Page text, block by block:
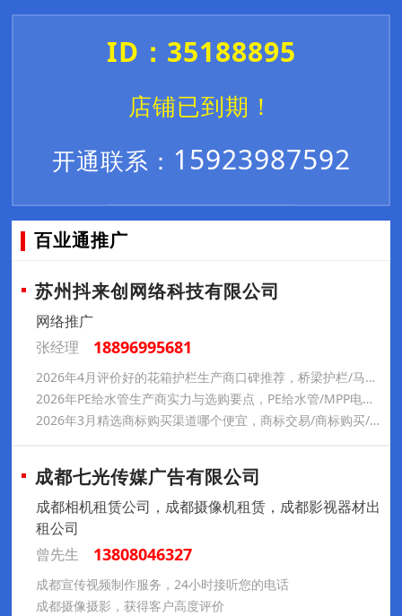
ID：35188895
店铺已到期！
开通联系： 15923987592
百业通推广
苏州抖来创网络科技有限公司
网络推广
张经理
18896995681
2026年4月评价好的花箱护栏生产商口碑推荐，桥梁护栏/马路护栏/道路护栏/隔离护栏/护栏，花箱护栏实力厂家推荐口碑分析
2026年PE给水管生产商实力与选购要点，PE给水管/MPP电力管/PE钢丝网骨架管，PE给水管直销厂家哪家专业
2026年3月精选商标购买渠道哪个便宜，商标交易/商标购买/商标品牌/商标买卖/商标注册，商标购买正规渠道哪家靠谱
成都七光传媒广告有限公司
成都相机租赁公司，成都摄像机租赁，成都影视器材出
租公司
曾先生
13808046327
成都宣传视频制作服务，24小时接听您的电话
成都摄像摄影，获得客户高度评价